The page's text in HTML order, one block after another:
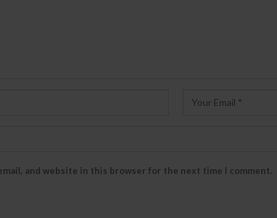
and website in this browser for the next time I comment.